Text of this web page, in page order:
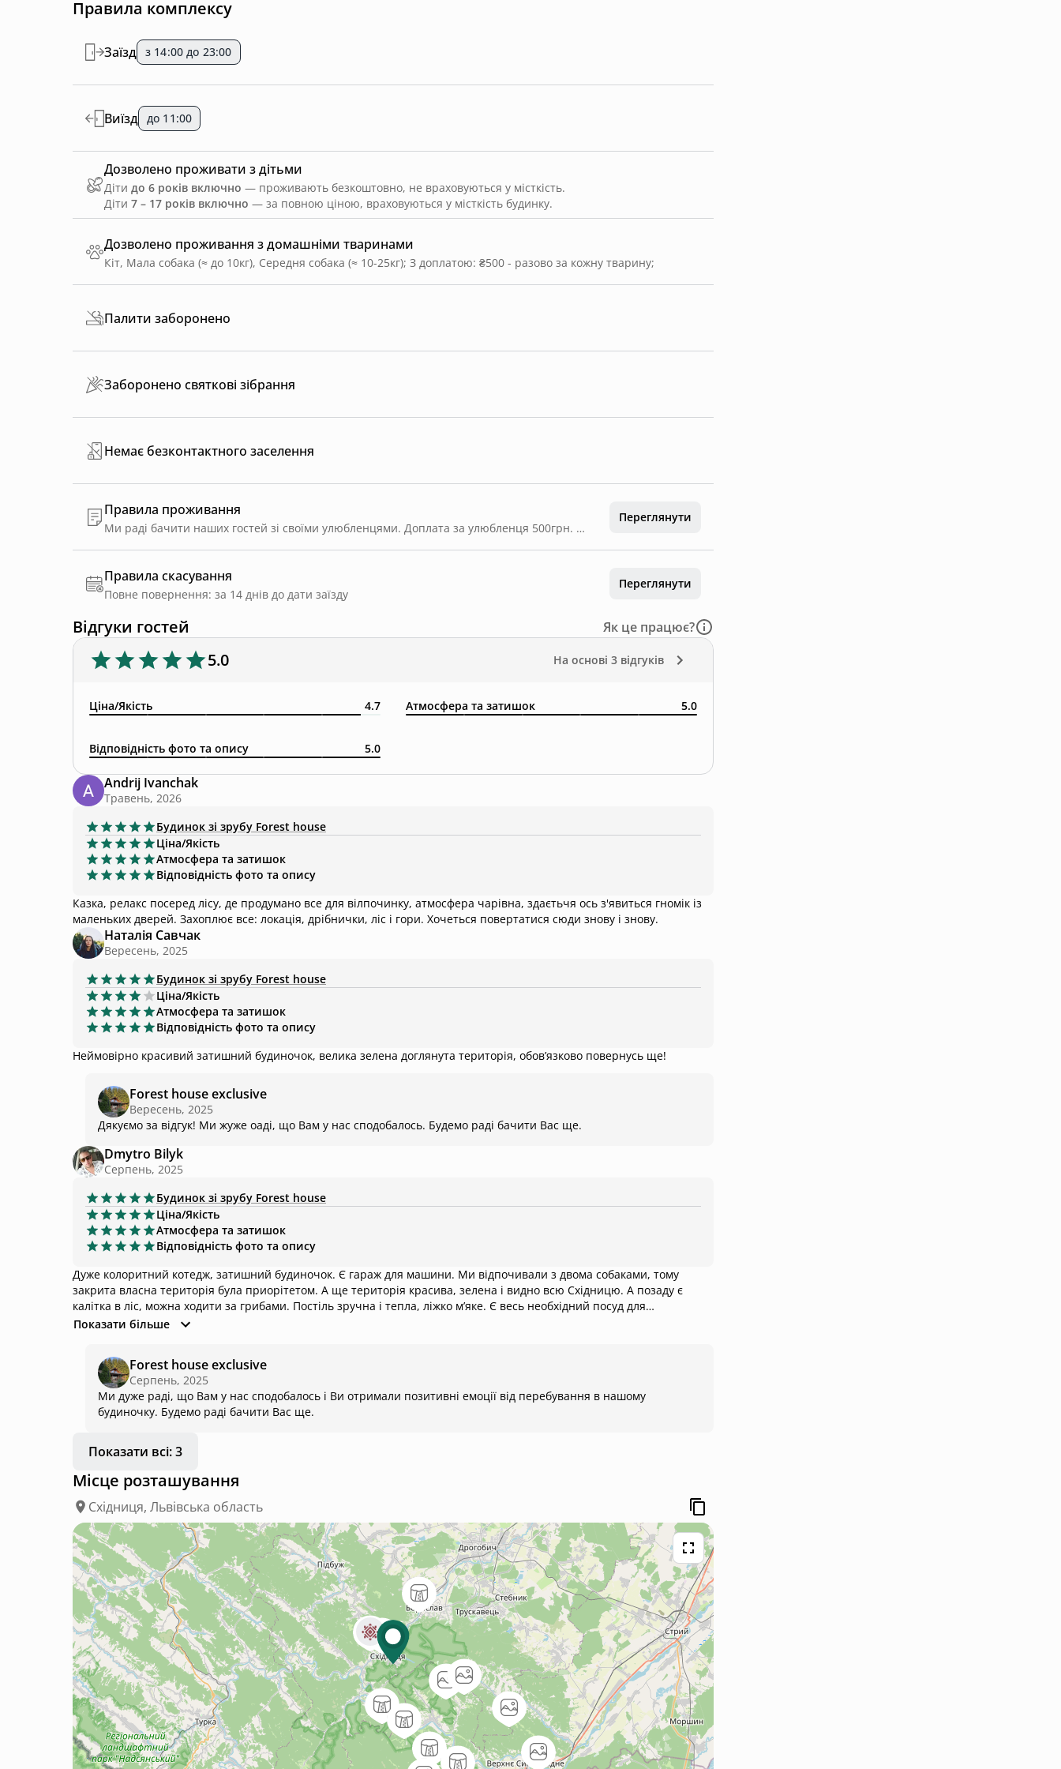
Прибирання кімнат, зміна постелі та рушників (2 на особу) — 1 раз на 3 дні.
Правила комплексу
Дозволено проживання з домашніми тваринами
Кіт, Мала собака (≈ до 10кг), Середня собака (≈ 10-25кг); З доплатою: ₴500 - разово за кожну тварину;
Заїзд з 14:00 до 23:00
Виїзд до 11:00
Дозволено проживати з дітьми
Діти до 6 років включно — проживають безкоштовно, не враховуються у місткість.
Діти 7 – 17 років включно — за повною ціною, враховуються у місткість будинку.
Палити заборонено
Заборонено святкові зібрання
Немає безконтактного заселення
Правила проживання
Ми раді бачити наших гостей зі своїми улюбленцями. Доплата за улюбленця 500грн. Це разова доплата.
Переглянути
Правила скасування
Повне повернення: за 14 днів до дати заїзду
Переглянути
Відгуки гостей Як це працює?
5.0 На основі 3 відгуків
Ціна/Якість 4.7 Атмосфера та затишок 5.0
Відповідність фото та опису 5.0
Andrij Ivanchak
Травень, 2026
Будинок зі зрубу Forest house
Ціна/Якість
Атмосфера та затишок
Відповідність фото та опису
Казка, релакс посеред лісу, де продумано все для вілпочинку, атмосфера чарівна, здаєтьчя ось з'явиться гномік із
маленьких дверей. Захоплює все: локація, дрібнички, ліс і гори. Хочеться повертатися сюди знову і знову.
Наталія Савчак
Вересень, 2025
Будинок зі зрубу Forest house
Ціна/Якість
Атмосфера та затишок
Відповідність фото та опису
Неймовірно красивий затишний будиночок, велика зелена доглянута територія, обов’язково повернусь ще!
Forest house exclusive
Вересень, 2025
Дякуємо за відгук! Ми жуже оаді, що Вам у нас сподобалось. Будемо раді бачити Вас ще.
Dmytro Bilyk
Серпень, 2025
Будинок зі зрубу Forest house
Ціна/Якість
Атмосфера та затишок
Відповідність фото та опису
Дуже колоритний котедж, затишний будиночок. Є гараж для машини. Ми відпочивали з двома собаками, тому
закрита власна територія була приорітетом. А ще територія красива, зелена і видно всю Східницю. А позаду є
калітка в ліс, можна ходити за грибами. Постіль зручна і тепла, ліжко мʼяке. Є весь необхідний посуд для
приготування їжі. Є телевізор з усіма підписками на стрімінгові платформи. Мангальна зона, бесідка. Поряд
Показати більше
Forest house exclusive
Серпень, 2025
Ми дуже раді, що Вам у нас сподобалось і Ви отримали позитивні емоції від перебування в нашому
будиночку. Будемо раді бачити Вас ще.
Показати всі: 3
Місце розташування
Східниця, Львівська область